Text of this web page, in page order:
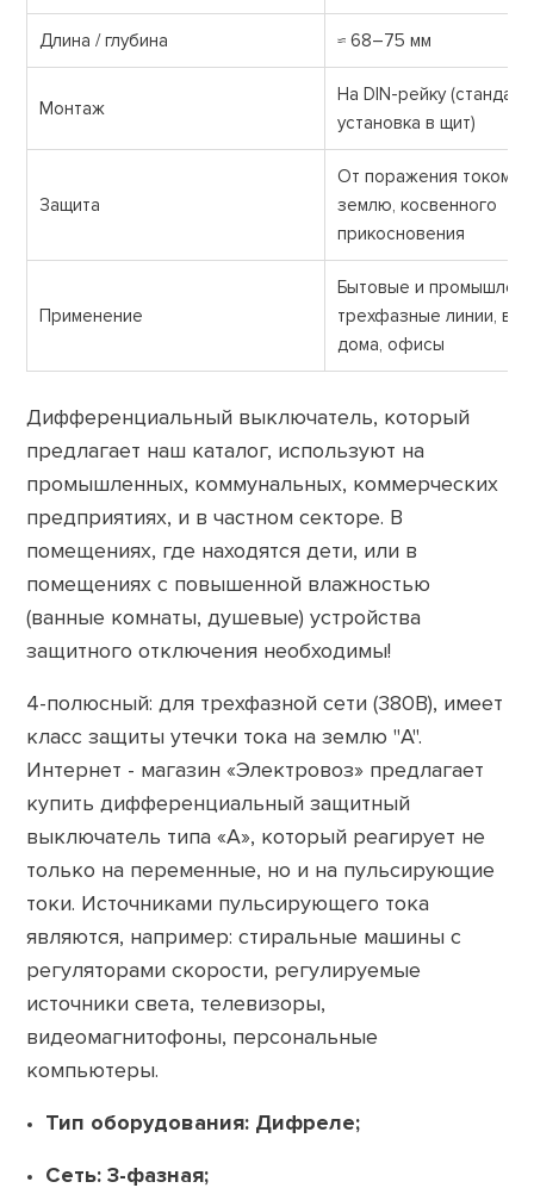
Длина / глубина ≈ 68–75 мм
Монтаж
На DIN-рейку
установка в щит)
Защита
От поражения током,
землю, косвенного
прикосновения
Применение
Бытовые и
трехфазные линии,
дома, офисы
Дифференциальный выключатель, который
предлагает наш каталог, используют на
промышленных, коммунальных, коммерческих
предприятиях, и в частном секторе. В
помещениях, где находятся дети, или в
помещениях с повышенной влажностью
(ванные комнаты, душевые) устройства
защитного отключения необходимы!
4-полюсный: для трехфазной сети (380В), имеет
класс защиты утечки тока на землю "A".
Интернет - магазин «Электровоз» предлагает
купить дифференциальный защитный
выключатель типа «А», который реагирует не
только на переменные, но и на пульсирующие
токи. Источниками пульсирующего тока
являются, например: стиральные машины с
регуляторами скорости, регулируемые
источники света, телевизоры,
видеомагнитофоны, персональные
компьютеры.
Тип оборудования: Дифреле;
Сеть: 3-фазная;